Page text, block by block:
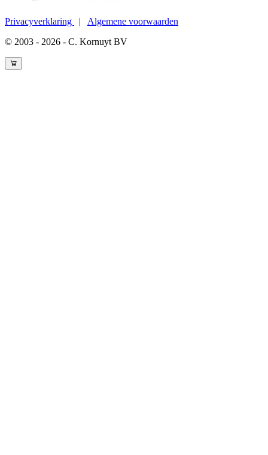
Privacyverklaring | Algemene voorwaarden
© 2003 - 2026 - C. Kornuyt BV